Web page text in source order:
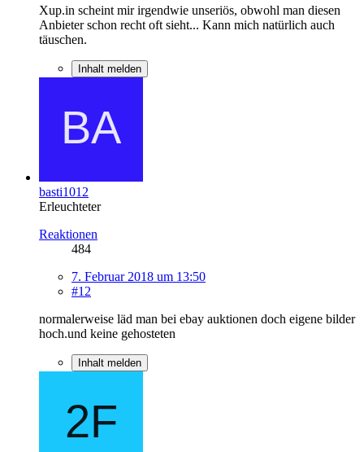
Xup.in scheint mir irgendwie unseriös, obwohl man diesen
Anbieter schon recht oft sieht... Kann mich natürlich auch
täuschen.
Inhalt melden
basti1012
Erleuchteter
Reaktionen
484
7. Februar 2018 um 13:50
#12
normalerweise läd man bei ebay auktionen doch eigene bilder
hoch.und keine gehosteten
Inhalt melden